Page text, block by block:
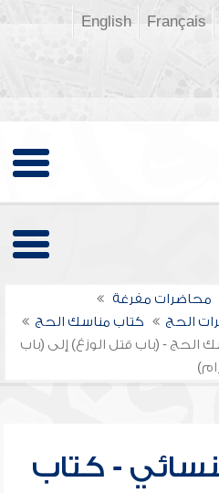
Français
English
محاضرات مفرغة
الحج
كتاب مناسك الحج
الحج - (باب قتل الوزغ) إلى (باب
- كتاب